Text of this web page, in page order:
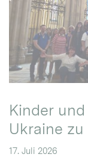
Kinder
Ukraine
17. Juli 2026